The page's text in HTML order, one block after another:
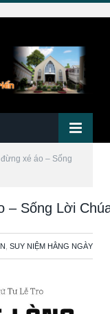
xé áo – Sống
– Sống Lời
SUY NIỆM HẰNG NGÀY